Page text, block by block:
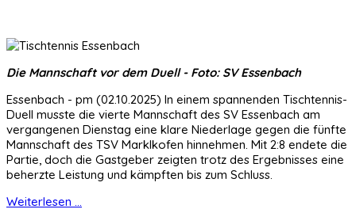
Die Mannschaft vor dem Duell - Foto: SV Essenbach
Essenbach - pm (02.10.2025) In einem spannenden Tischtennis-
Duell musste die vierte Mannschaft des SV Essenbach am
vergangenen Dienstag eine klare Niederlage gegen die fünfte
Mannschaft des TSV Marklkofen hinnehmen. Mit 2:8 endete die
Partie, doch die Gastgeber zeigten trotz des Ergebnisses eine
beherzte Leistung und kämpften bis zum Schluss.
Weiterlesen ...